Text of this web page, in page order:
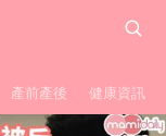
產前產後 健康資訊